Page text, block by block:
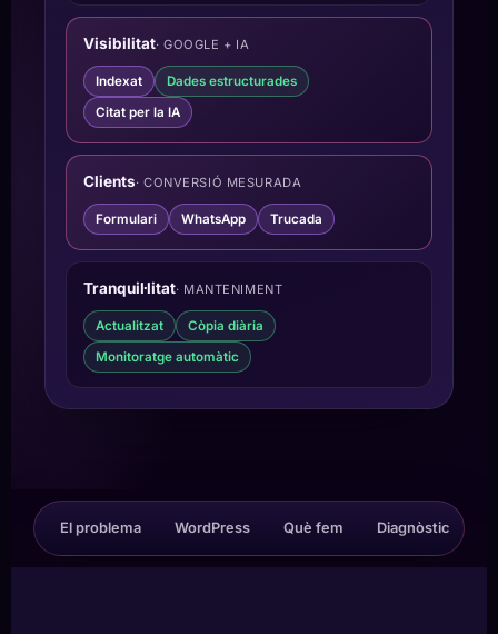
Visibilitat· GOOGLE + IA
Indexat
Dades estructurades
Citat per la IA
Clients· CONVERSIÓ MESURADA
Formulari WhatsApp Trucada
Tranquil·litat· MANTENIMENT
Actualitzat
Còpia diària
Monitoratge automàtic
El problema WordPress Què fem Diagnòstic